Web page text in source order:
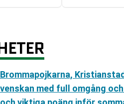
med full omgång